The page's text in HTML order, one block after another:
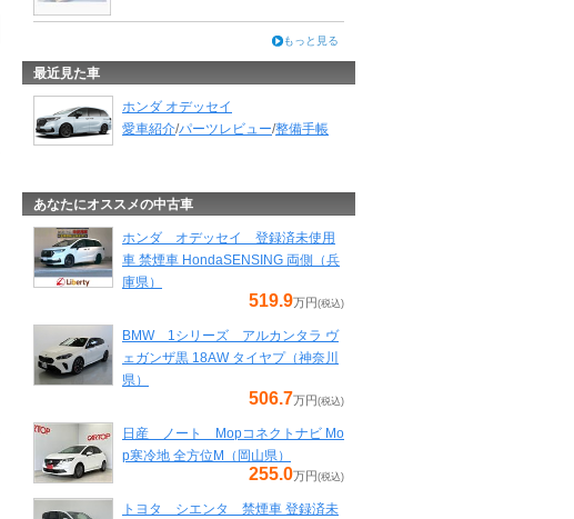
もっと見る
最近見た車
ホンダ オデッセイ
愛車紹介/パーツレビュー/整備手帳
あなたにオススメの中古車
ホンダ オデッセイ 登録済未使用
車 禁煙車 HondaSENSING 両側（兵
庫県）
519.9万円 (税込)
BMW 1シリーズ アルカンタラ ヴ
ェガンザ黒 18AW タイヤプ（神奈川
県）
506.7万円 (税込)
日産 ノート Mopコネクトナビ Mo
p寒冷地 全方位M（岡山県）
255.0万円 (税込)
トヨタ シエンタ 禁煙車 登録済未